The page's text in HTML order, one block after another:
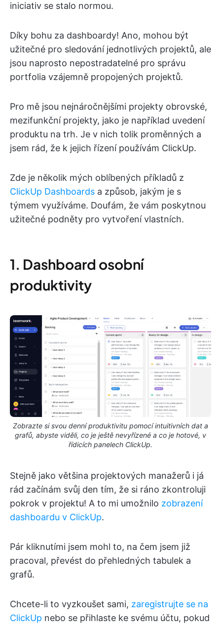
iniciativ se stalo normou.
Díky bohu za dashboardy! Ano, mohou být
užitečné pro sledování jednotlivých projektů, ale
jsou naprosto nepostradatelné pro správu
portfolia vzájemně propojených projektů.
Pro mě jsou nejnáročnějšími projekty obrovské,
mezifunkční projekty, jako je například uvedení
produktu na trh. Je v nich tolik proměnných a
jsem rád, že k jejich řízení používám ClickUp.
Zde je několik mých oblíbených příkladů z
ClickUp Dashboards a způsob, jakým je s
týmem využíváme. Doufám, že vám poskytnou
užitečné podněty pro vytvoření vlastních.
1. Dashboard osobní
produktivity
Zobrazte si svou denní produktivitu pomocí intuitivních dat a
grafů, abyste viděli, co je ještě nevyřízené a co je hotové, v
řídicích panelech ClickUp.
Stejně jako většina projektových manažerů i já
rád začínám svůj den tím, že si ráno zkontroluji
pokrok v projektu! A to mi umožnilo zobrazení
dashboardu v ClickUp.
Pár kliknutími jsem mohl to, na čem jsem již
pracoval, převést do přehledných tabulek a
grafů.
Chcete-li to vyzkoušet sami, zaregistrujte se na
ClickUp nebo se přihlaste ke svému účtu, pokud